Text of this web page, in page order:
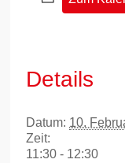
Details
Datum: 10.
Zeit:
11:30 - 12:30